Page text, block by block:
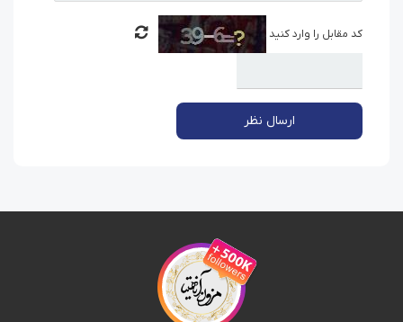
کد مقابل را وارد کنید
ارسال نظر